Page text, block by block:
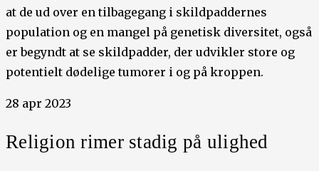
at de ud over en tilbagegang i skildpaddernes
population og en mangel på genetisk diversitet, også
er begyndt at se skildpadder, der udvikler store og
potentielt dødelige tumorer i og på kroppen.
28 apr 2023
Religion rimer stadig på ulighed